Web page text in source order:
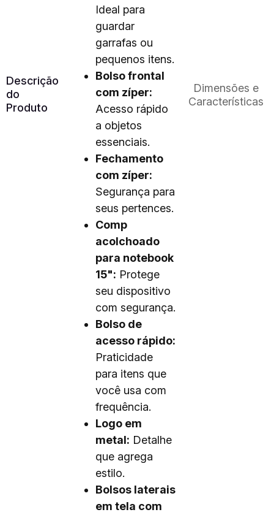
Descrição
do
Produto
Ideal para
guardar
garrafas ou
pequenos itens.
Bolso frontal
com zíper:
Acesso rápido
a objetos
essenciais.
Fechamento
com zíper:
Segurança para
seus pertences.
Comp
acolchoado
para notebook
15": Protege
seu dispositivo
com segurança.
Bolso de
acesso rápido:
Praticidade
para itens que
você usa com
frequência.
Logo em
metal: Detalhe
que agrega
estilo.
Bolsos laterais
em tela com
Dimensões e
Características